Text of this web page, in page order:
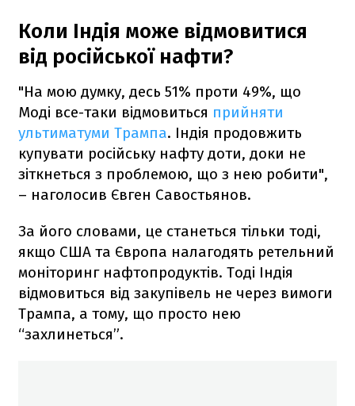
Коли Індія може відмовитися
від російської нафти?
"На мою думку, десь 51% проти 49%, що
Моді все-таки відмовиться прийняти
ультиматуми Трампа. Індія продовжить
купувати російську нафту доти, доки не
зіткнеться з проблемою, що з нею робити",
– наголосив Євген Савостьянов.
За його словами, це станеться тільки тоді,
якщо США та Європа налагодять ретельний
моніторинг нафтопродуктів. Тоді Індія
відмовиться від закупівель не через вимоги
Трампа, а тому, що просто нею
“захлинеться”.